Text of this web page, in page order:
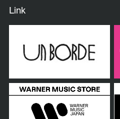
Link